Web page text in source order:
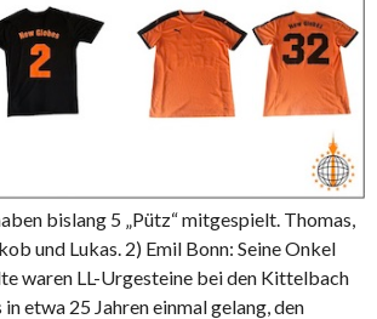
bislang 5 „Pütz“ mitgespielt. Thomas,
und Lukas. 2) Emil Bonn: Seine Onkel
waren LL-Urgesteine bei den Kittelbach
in etwa 25 Jahren einmal gelang, den